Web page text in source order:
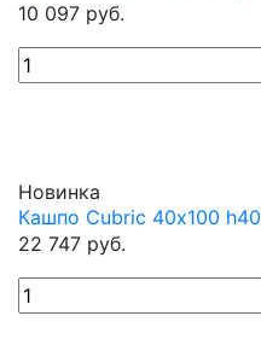
10 097 руб.
Новинка
Кашпо Cubric 40х100
22 747 руб.